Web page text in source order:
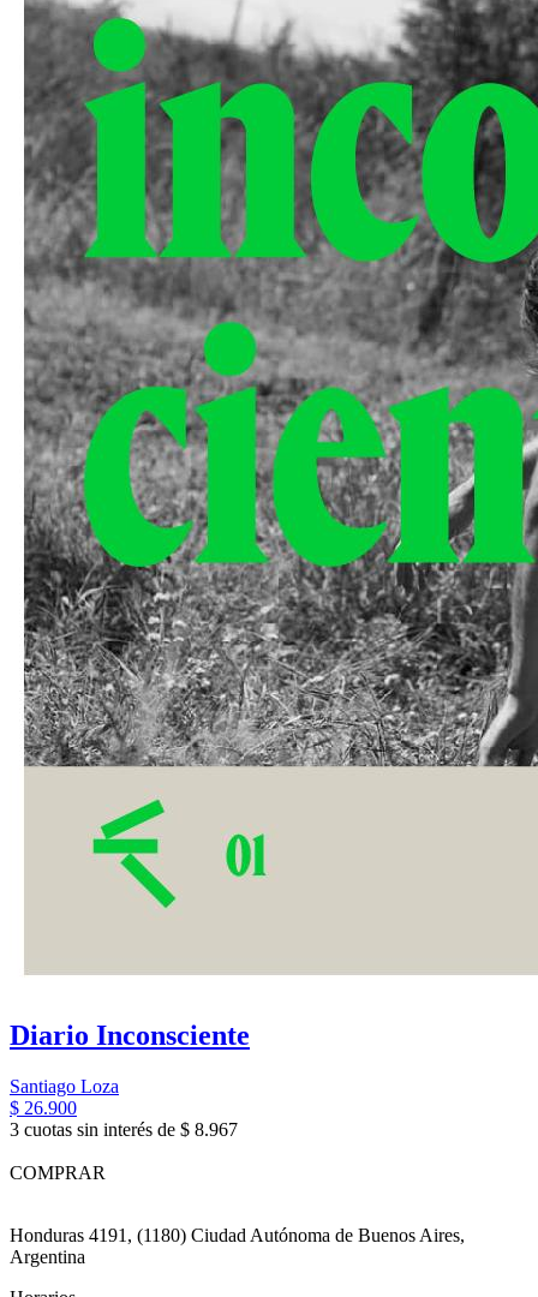
Diario Inconsciente
Santiago Loza
$ 26.900
3 cuotas sin interés de $ 8.967
COMPRAR
Honduras 4191, (1180) Ciudad Autónoma de Buenos Aires,
Argentina